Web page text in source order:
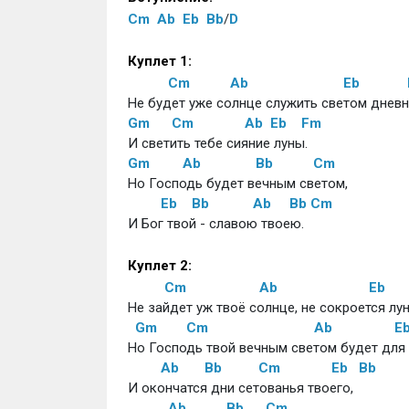
Cm Ab Eb Bb/D
Куплет 1:
Cm
Ab Eb
Не будет уже солнце служить светом
Gm
Cm Ab Eb
Fm
И светить тебе сияние луны.
Gm
Ab Bb
Cm
Но Господь будет вечным светом,
Eb
Bb Ab Bb Cm
И Бог твой - славою твоею.
Куплет 2:
Cm
Ab
Eb
Не зайдет уж твоё солнце, не сокроется
Gm
Cm Ab
Но Господь твой вечным светом будет для
Ab
Bb Cm Eb
Bb
И окончатся дни сетованья твоего,